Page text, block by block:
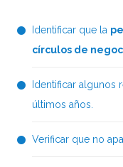
Identificar que la
círculos de
Identificar algunos
últimos años.
Verificar que no